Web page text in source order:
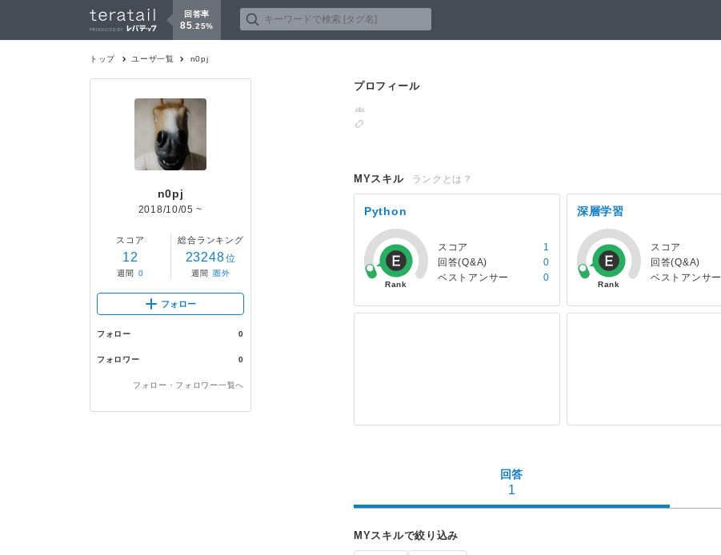
回答率
85 25%
トップ ユーザ一覧 n0pj
n0pj
2018/10/05 ~
スコア
12
週間 0
総合ランキング
23248位
週間 圏外
フォロー
フォロー 0
フォロワー 0
フォロー・フォロワー一覧へ
プロフィール
MYスキル ランクとは？
Python
スコア
1
回答(Q&A)
0
ベストアンサー
0
深層学習
スコア
回答(Q&A)
ベストアンサー
回答
1
MYスキルで絞り込み